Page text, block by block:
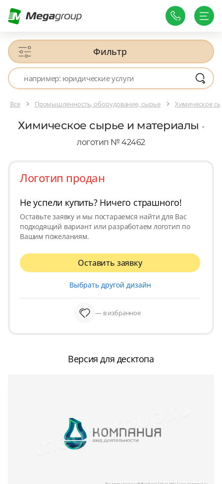
Фильтр
Все Промышленность, оборудование, сырье Химическое
Химическое сырье и материалы -
логотип № 42462
Логотип продан
Не успели купить? Ничего страшного!
Оставьте заявку и мы постараемся найти для Вас
подходящий вариант или разработаем логотип по
Вашим пожеланиям.
Оставить заявку
Выбрать другой дизайн
— в избранное
Версия для десктопа